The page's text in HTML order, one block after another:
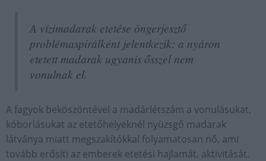
A vízimadarak etetése öngerjesztő
problémaspirálként jelentkezik: a nyáron
etetett madarak ugyanis ősszel nem
vonulnak el.
A fagyok beköszöntével a madárlétszám a vonulásukat,
kóborlásukat az etetőhelyeknél nyüzsgő madarak
látványa miatt megszakítókkal folyamatosan nő, ami
tovább erősíti az emberek etetési hajlamát, aktivitását.